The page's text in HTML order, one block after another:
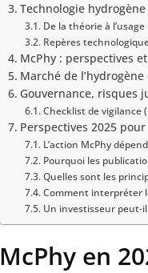
Technologie
De la théorie à
Repères
McPhy : perspectives
Marché de
Gouvernance, risques
Checklist de vigilance
Perspectives 2025
L’action McPhy
Pourquoi les
Quelles sont les
Comment interpréter
Un investisseur peut-
McPhy en